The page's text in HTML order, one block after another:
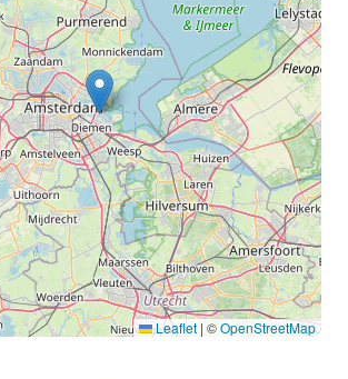
Leaflet | ©OpenStreetMap